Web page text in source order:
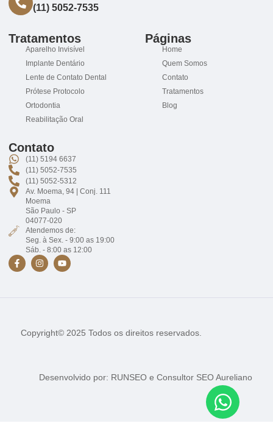
(11) 5052-7535
Tratamentos
Aparelho Invisível
Implante Dentário
Lente de Contato Dental
Prótese Protocolo
Ortodontia
Reabilitação Oral
Páginas
Home
Quem Somos
Contato
Tratamentos
Blog
Contato
(11) 5194 6637
(11) 5052-7535
(11) 5052-5312
Av. Moema, 94 | Conj. 111
Moema
São Paulo - SP
04077-020
Atendemos de:
Seg. à Sex. - 9:00 as 19:00
Sáb. - 8:00 as 12:00
Copyright© 2025 Todos os direitos reservados.
Desenvolvido por: RUNSEO e Consultor SEO Aureliano